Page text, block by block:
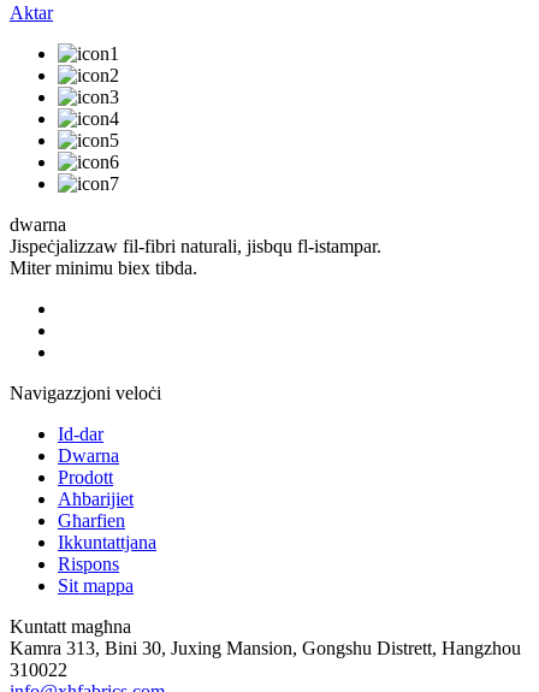
Aktar
dwarna
Jispeċjalizzaw fil-fibri naturali, jisbqu fl-istampar.
Miter minimu biex tibda.
Navigazzjoni veloċi
Id-dar
Dwarna
Prodott
Aħbarijiet
Għarfien
Ikkuntattjana
Rispons
Sit mappa
Kuntatt magħna
Kamra 313, Bini 30, Juxing Mansion, Gongshu Distrett, Hangzhou
310022